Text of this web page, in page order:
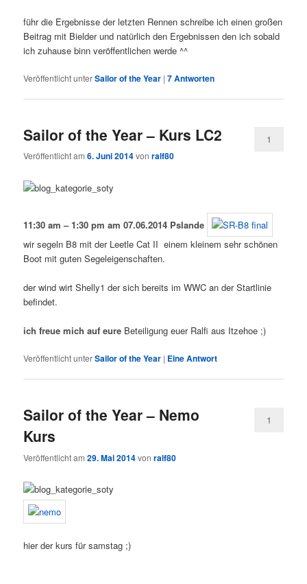
führ die Ergebnisse der letzten Rennen schreibe ich einen großen
Beitrag mit Bielder und natürlich den Ergebnissen den ich sobald
ich zuhause binn veröffentlichen werde ^^
Veröffentlicht unterSailor of the Year |7Antworten
Sailor of the Year – Kurs LC2
Veröffentlicht am6. Juni 2014vonralf80
1
11:30 am – 1:30 pm am 07.06.2014 Pslande
wir segeln B8 mit der Leetle Cat II einem kleinem sehr schönen
Boot mit guten Segeleigenschaften.
der wind wirt Shelly1 der sich bereits im WWC an der Startlinie
befindet.
ich freue mich auf eure Beteiligung euer Ralfi aus Itzehoe ;)
Veröffentlicht unterSailor of the Year | EineAntwort
Sailor of the Year – Nemo
Kurs
Veröffentlicht am29. Mai 2014vonralf80
1
hier der kurs für samstag ;)